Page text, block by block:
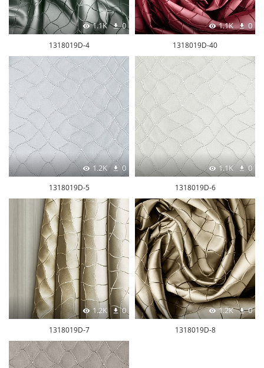
1.1K 0
1318019D-4
1.1K 0
1318019D-40
1.2K 0
1318019D-5
1.1K 0
1318019D-6
1.2K 0
1318019D-7
1.2K 0
1318019D-8